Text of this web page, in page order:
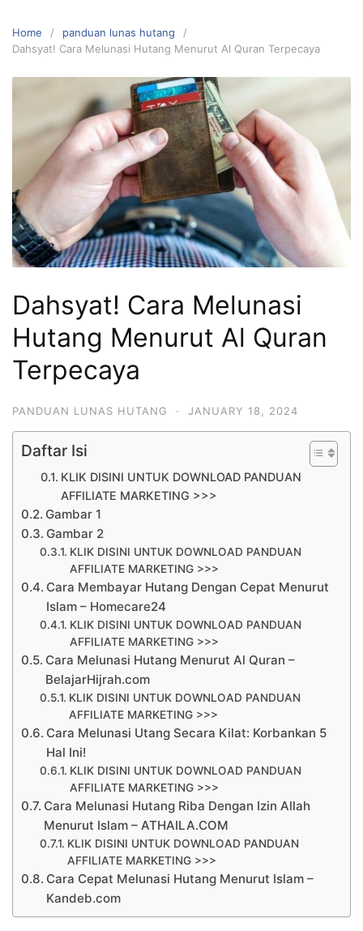
Home
panduan lunas hutang
Dahsyat! Cara Melunasi Hutang Menurut Al Quran Terpecaya
Dahsyat! Cara Melunasi
Hutang Menurut Al Quran
Terpecaya
PANDUAN LUNAS HUTANG · JANUARY 18, 2024
Daftar Isi
KLIK DISINI UNTUK DOWNLOAD PANDUAN
AFFILIATE MARKETING >>>
Gambar 1
Gambar 2
KLIK DISINI UNTUK DOWNLOAD PANDUAN
AFFILIATE MARKETING >>>
Cara Membayar Hutang Dengan Cepat Menurut
Islam – Homecare24
KLIK DISINI UNTUK DOWNLOAD PANDUAN
AFFILIATE MARKETING >>>
Cara Melunasi Hutang Menurut Al Quran –
BelajarHijrah.com
KLIK DISINI UNTUK DOWNLOAD PANDUAN
AFFILIATE MARKETING >>>
Cara Melunasi Utang Secara Kilat: Korbankan 5
Hal Ini!
KLIK DISINI UNTUK DOWNLOAD PANDUAN
AFFILIATE MARKETING >>>
Cara Melunasi Hutang Riba Dengan Izin Allah
Menurut Islam – ATHAILA.COM
KLIK DISINI UNTUK DOWNLOAD PANDUAN
AFFILIATE MARKETING >>>
Cara Cepat Melunasi Hutang Menurut Islam –
Kandeb.com